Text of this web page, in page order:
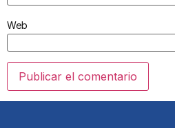
Web